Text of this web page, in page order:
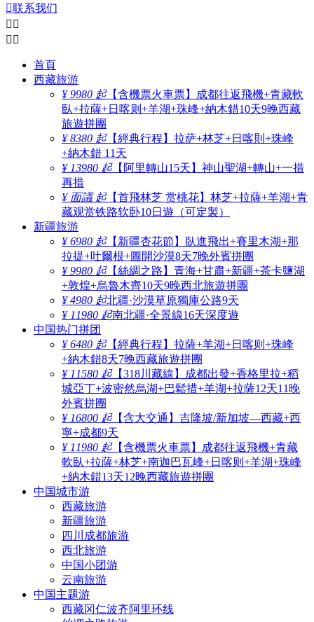
联系我们
 
 
首頁
西藏旅游
¥ 9980 起【含機票火車票】成都往返飛機+青藏軟
臥+拉薩+日喀则+羊湖+珠峰+納木錯10天9晚西藏
旅遊拼團
¥ 8380 起【經典行程】拉萨+林芝+日喀則+珠峰
+納木錯 11天
¥ 13980 起【阿里轉山15天】神山聖湖+轉山+一措
再措
¥ 面議 起【首飛林芝 赏桃花】林芝+拉薩+羊湖+青
藏观赏铁路软卧10日遊（可定製）
新疆旅游
¥ 6980 起【新疆杏花節】臥進飛出+賽里木湖+那
拉提+吐爾根+圖開沙漠8天7晚外賓拼團
¥ 9980 起【絲綢之路】青海+甘肅+新疆+茶卡鹽湖
+敦煌+烏魯木齊10天9晚西北旅遊拼團
¥ 4980 起北疆·沙漠草原獨庫公路9天
¥ 11980 起南北疆·全景線16天深度遊
中国热门拼团
¥ 6480 起【經典行程】拉薩+羊湖+日喀则+珠峰
+納木錯8天7晚西藏旅遊拼團
¥ 11580 起【318川藏線】成都出發+香格里拉+稻
城亞丁+波密然烏湖+巴鬆措+羊湖+拉薩12天11晚
外賓拼團
¥ 16800 起【含大交通】吉隆坡/新加坡—西藏+西
寧+成都9天
¥ 11980 起【含機票火車票】成都往返飛機+青藏
軟臥+拉薩+林芝+南迦巴瓦峰+日喀则+羊湖+珠峰
+納木錯13天12晚西藏旅遊拼團
中国城市游
西藏旅游
新疆旅游
四川成都旅游
西北旅游
中国小团游
云南旅游
中国主题游
西藏冈仁波齐阿里环线